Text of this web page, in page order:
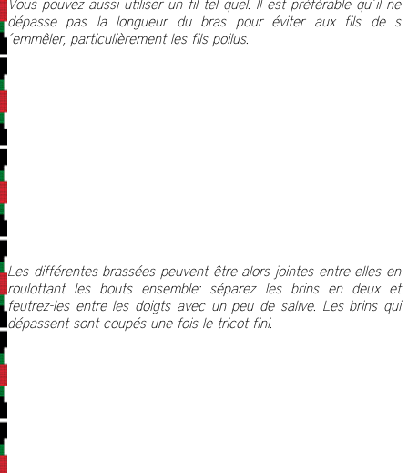
Vous pouvez aussi utiliser un fil tel quel. Il est préférable qu´il ne
dépasse pas la longueur du bras pour éviter aux fils de s
´emmêler, particulièrement les fils poilus.
Les différentes brassées peuvent être alors jointes entre elles en
roulottant les bouts ensemble: séparez les brins en deux et
feutrez-les entre les doigts avec un peu de salive. Les brins qui
dépassent sont coupés une fois le tricot fini.